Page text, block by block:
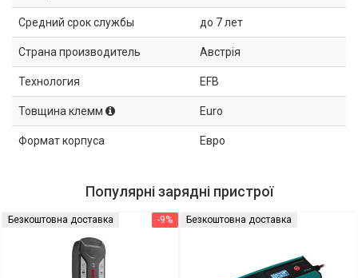
Средний срок службы до 7 лет
Страна производитель Австрія
Технология EFB
Товщина клемм Euro
Формат корпуса Евро
Популярні зарядні пристрої
-9%
Безкоштовна доставка Безкоштовна доставка